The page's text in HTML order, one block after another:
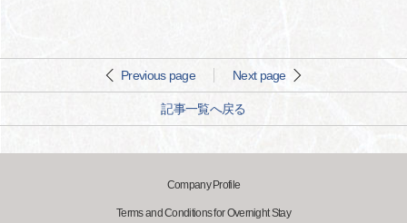
Previous page Next page
記事一覧へ戻る
Company Profile
Terms and Conditions for Overnight Stay